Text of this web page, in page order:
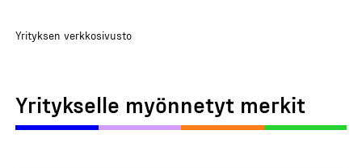
Yrityksen verkkosivusto
Yritykselle myönnetyt merkit